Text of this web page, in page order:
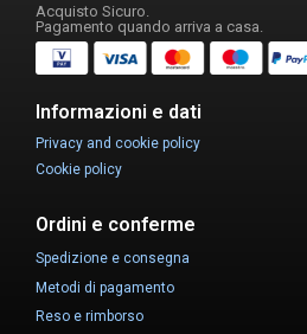
Acquisto Sicuro.
Pagamento quando arriva a casa.
Informazioni e dati
Privacy and cookie policy
Cookie policy
Ordini e conferme
Spedizione e consegna
Metodi di pagamento
Reso e rimborso